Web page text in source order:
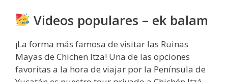
Videos populares – ek balam
¡La forma más famosa de visitar las Ruinas
Mayas de Chichen Itza! Una de las opciones
favoritas a la hora de viajar por la Península de